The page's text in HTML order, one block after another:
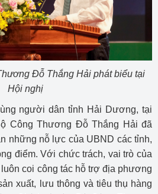
Đỗ Thắng Hải phát biểu tại
Hội nghị
người dân tỉnh Hải Dương, tại
Công Thương Đỗ Thắng Hải đã
những nỗ lực của UBND các tỉnh,
điểm. Với chức trách, vai trò của
coi công tác hỗ trợ địa phương
xuất, lưu thông và tiêu thụ hàng